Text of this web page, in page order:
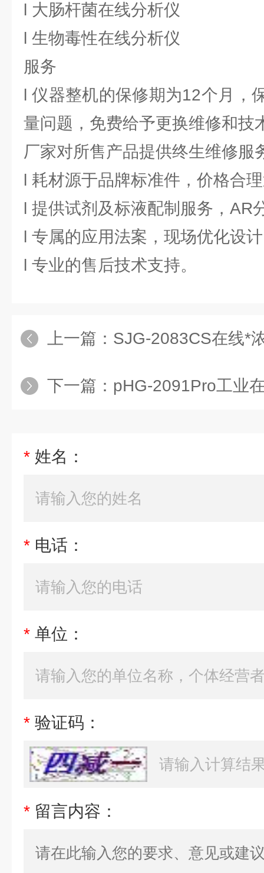
l 大肠杆菌在线分析仪
l 生物毒性在线分析仪
服务
l 仪器整机的保修期为12个月，
量问题，免费给予更换维修和技
厂家对所售产品提供终生维修服
l 耗材源于品牌标准件，价格合
l 提供试剂及标液配制服务，AR
l 专属的应用法案，现场优化设
l 专业的售后技术支持。
上一篇： SJG-2083CS在线*
下一篇： pHG-2091Pro工业
* 姓名：
* 电话：
* 单位：
* 验证码：
* 留言内容：